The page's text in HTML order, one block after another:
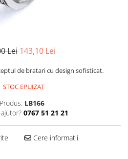
Lei 143,10 Lei
de bratari cu design sofisticat.
STOC EPUIZAT
LB166
0767 51 21 21
Cere informatii